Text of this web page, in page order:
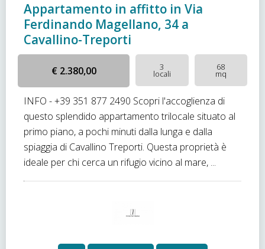
Appartamento in affitto in Via
Ferdinando Magellano, 34 a
Cavallino-Treporti
€ 2.380,00 3
locali
68
mq
INFO - +39 351 877 2490 Scopri l'accoglienza di
questo splendido appartamento trilocale situato al
primo piano, a pochi minuti dalla lunga e dalla
spiaggia di Cavallino Treporti. Questa proprietà è
ideale per chi cerca un rifugio vicino al mare, ...